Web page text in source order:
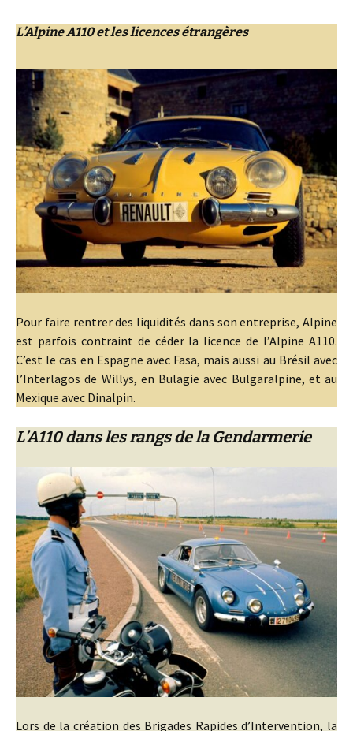
L’Alpine A110 et les licences étrangères
Pour faire rentrer des liquidités dans son entreprise, Alpine
est parfois contraint de céder la licence de l’Alpine A110.
C’est le cas en Espagne avec Fasa, mais aussi au Brésil avec
l’Interlagos de Willys, en Bulagie avec Bulgaralpine, et au
Mexique avec Dinalpin.
L’A110 dans les rangs de la Gendarmerie
Lors de la création des Brigades Rapides d’Intervention, la